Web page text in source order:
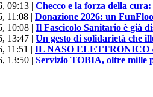
09:13 | Checco e la forza della
11:08 | Donazione 2026: un
10:08 | Il Fascicolo Sanitario è già
13:47 | Un gesto di solidarietà che
11:51 | IL NASO
13:50 | Servizio TOBIA, oltre mille